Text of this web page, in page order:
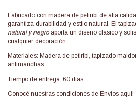
Fabricado con madera de petiribi de alta
garantiza durabilidad y estilo natural. El
natural y negroaporta un diseño clásico y
cualquier decoración.
Materiales: Madera de petiribi, tapizado
antimanchas.
Tiempo de entrega: 60 dias.
Conocé nuestras condiciones de Envios aqui!